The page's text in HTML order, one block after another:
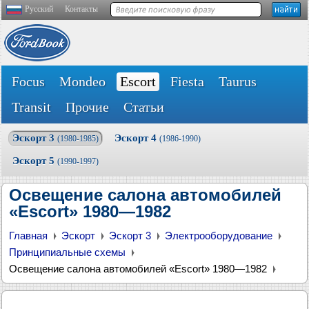
Русский Контакты
Focus Mondeo Escort Fiesta
Taurus
Transit
Прочие Статьи
Эскорт 3 (1980-1985) Эскорт 4 (1986-1990)
Эскорт 5 (1990-1997)
Освещение салона автомобилей
«Escort» 1980—1982
Главная Эскорт Эскорт 3
Электрооборудование
Принципиальные схемы
Освещение салона автомобилей «Escort» 1980—1982